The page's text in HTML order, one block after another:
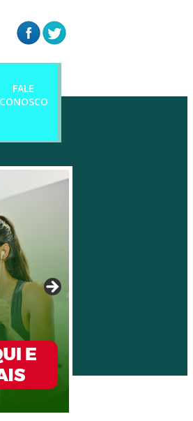
FALE
CONOSCO